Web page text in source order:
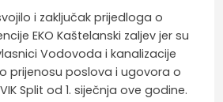
i zaključak prijedloga o
EKO Kaštelanski zaljev jer su
Vodovoda i kanalizacije
prijenosu poslova i ugovora o
Split od 1. siječnja ove godine.